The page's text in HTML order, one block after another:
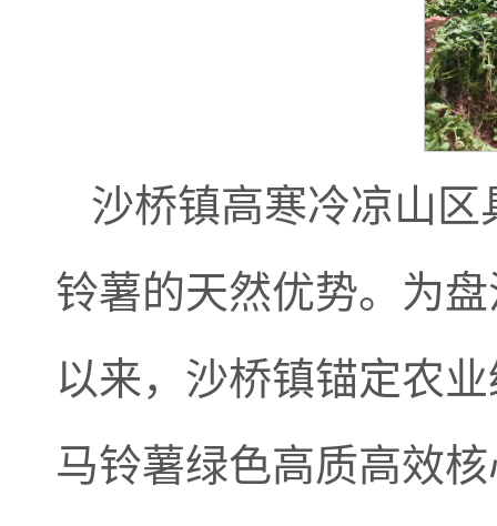
沙桥镇高寒冷凉山
铃薯的天然优势。为
以来，沙桥镇锚定农
马铃薯绿色高质高效